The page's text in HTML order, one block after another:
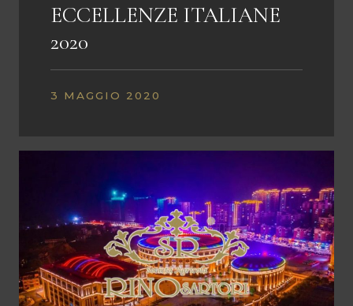
ECCELLENZE ITALIANE
2020
3 MAGGIO 2020